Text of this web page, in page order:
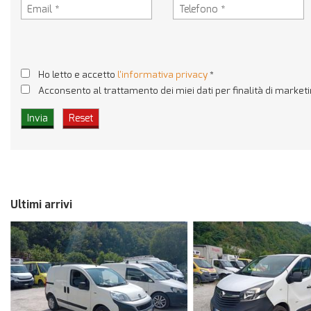
Ho letto e accetto l'informativa privacy*
Acconsento al trattamento dei miei dati per finalità di
Ultimi arrivi